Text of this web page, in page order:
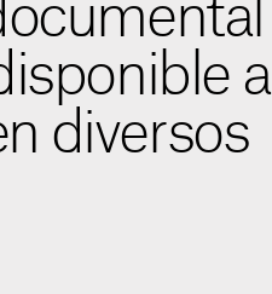
a
diversos